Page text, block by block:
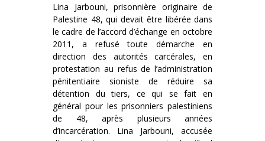
Lina Jarbouni, prisonnière originaire de
Palestine 48, qui devait être libérée dans
le cadre de l’accord d’échange en octobre
2011, a refusé toute démarche en
direction des autorités carcérales, en
protestation au refus de l’administration
pénitentiaire sioniste de réduire sa
détention du tiers, ce qui se fait en
général pour les prisonniers palestiniens
de 48, après plusieurs années
d’incarcération. Lina Jarbouni, accusée